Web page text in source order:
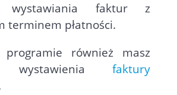
wystawiania faktur z
terminem płatności.
również masz
wystawieniafaktury